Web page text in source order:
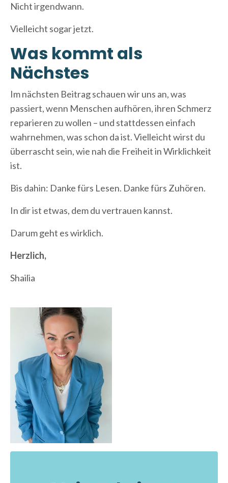
Nicht irgendwann.
Vielleicht sogar jetzt.
Was kommt als
Nächstes
Im nächsten Beitrag schauen wir uns an, was
passiert, wenn Menschen aufhören, ihren Schmerz
reparieren zu wollen – und stattdessen einfach
wahrnehmen, was schon da ist. Vielleicht wirst du
überrascht sein, wie nah die Freiheit in Wirklichkeit
ist.
Bis dahin: Danke fürs Lesen. Danke fürs Zuhören.
In dir ist etwas, dem du vertrauen kannst.
Darum geht es wirklich.
Herzlich,
Shailia